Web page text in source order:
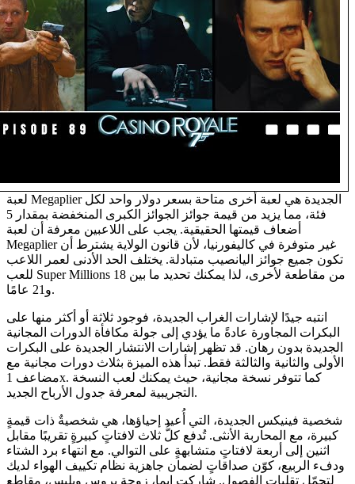
لعبة Megaplier الجديدة هي لعبة أخرى متاحة بسعر دولار واحد لكل
فئة، مما يزيد من قيمة جوائز الجوائز الكبرى المنخفضة بمقدار 5
أضعاف قيمتها الحقيقية. يجب على اللاعبين معرفة أن لعبة
Megaplier غير متوفرة في كاليفورنيا، لأن قانون الولاية يشترط أن
تكون جميع جوائز اليانصيب متبادلة. يختلف الحد الأدنى لعمر اللاعب
للعب Super Millions من مقاطعة لأخرى، لذا يمكنك تحديد ما بين 18
و21 عامًا.
انتبه جيدًا لإشارات الغراب الجديدة، فوجود ثلاثة أو أكثر منها على
البكرات المجاورة عادةً ما يؤدي إلى جولة مكافأة الدورات المجانية
الجديدة بدون رهان. قد تظهر إشارات الانتشار الجديدة على البكرات
الأولى والثانية والثالثة فقط. تبدأ هذه الميزة بثلاث دورات مجانية مع
مضاعف 1x. كما تتوفر نسخة مجانية، حيث يمكنك لعب النسخة
التجريبية لمعرفة جدول الأرباح الجديد.
شخصية فينيكس الجديدة، التي أُعيد إحياؤها، هي شخصيةٌ ذات قيمةٍ
كبيرة، مع المحاربة الأنثى. تُدفع كلُّ ثلاث لافتاتٍ كبيرةٍ تقريبًا مقابل
اثنين إلى أربعة لافتاتٍ متشابهةٍ على التوالي. مع انتهاء برد الشتاء
ودفء الربيع، كوّن صداقاتٍ لضمان جاهزية نظام تكييف الهواء لديك
لتحمّل تقلبات الفصول. شاركت إيما، زوجة بروس ويليس، مقاطع